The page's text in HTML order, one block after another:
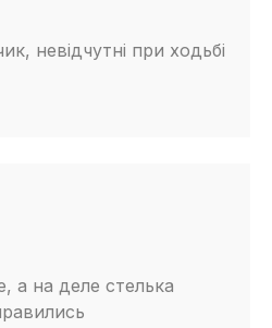
невідчутні при ходьбі
а на деле стелька